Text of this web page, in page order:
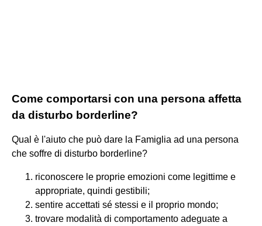
Come comportarsi con una persona affetta
da disturbo borderline?
Qual è l'aiuto che può dare la Famiglia ad una persona
che soffre di disturbo borderline?
riconoscere le proprie emozioni come legittime e
appropriate, quindi gestibili;
sentire accettati sé stessi e il proprio mondo;
trovare modalità di comportamento adeguate a